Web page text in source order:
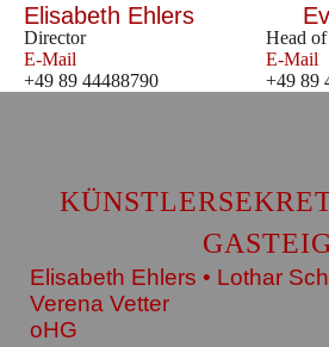
Elisabeth Ehlers
Director
E-Mail
+49 89 44488790
Head
E-Mail
+49 89
Elisabeth Ehlers • Lothar
Verena Vetter
oHG